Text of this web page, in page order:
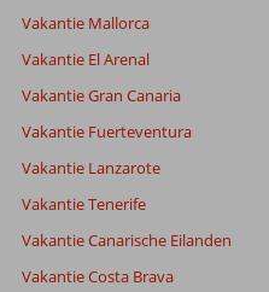
datum (nieuw > oud)
Vakantie Mallorca
Vakantie El Arenal
Vakantie Gran Canaria
Vakantie Fuerteventura
Vakantie Lanzarote
Vakantie Tenerife
Vakantie Canarische Eilanden
Vakantie Costa Brava